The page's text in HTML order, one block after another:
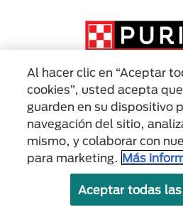
Menu Footer
All Nestlé Purina trademarks owned by
Políticas sobre
Al hacer clic en “Aceptar
cookies”, usted acepta
guarden en su dispositivo
navegación del sitio,
mismo, y colaborar con
para marketing. Más
Aceptar todas